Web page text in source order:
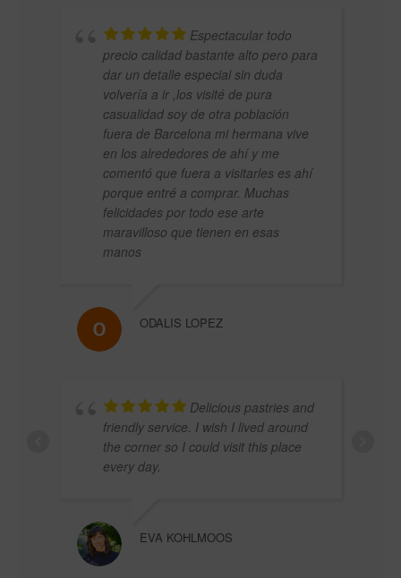
Espectacular todo
precio calidad bastante alto pero para
dar un detalle especial sin duda
volvería a ir ,los visité de pura
casualidad soy de otra población
fuera de Barcelona mi hermana vive
en los alrededores de ahí y me
comentó que fuera a visitarles es ahí
porque entré a comprar. Muchas
felicidades por todo ese arte
maravilloso que tienen en esas
manos
ODALIS LOPEZ
Delicious pastries and
friendly service. I wish I lived around
the corner so I could visit this place
every day.
EVA KOHLMOOS